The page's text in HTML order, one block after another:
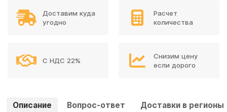
Доставим куда
угодно
Расчет
количества
С НДС 22%
Снизим цену
если дорого
Описание Вопрос-ответ Доставки в регионы